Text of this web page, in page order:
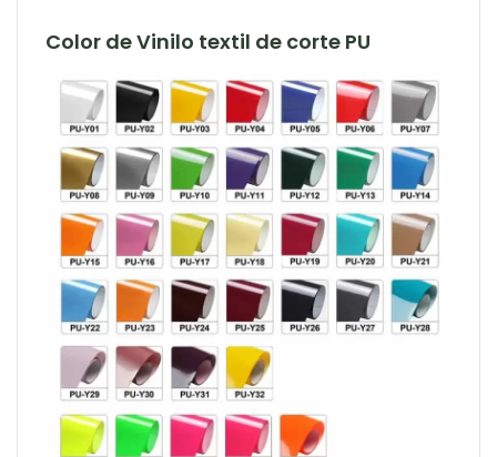
Color de Vinilo textil de corte PU